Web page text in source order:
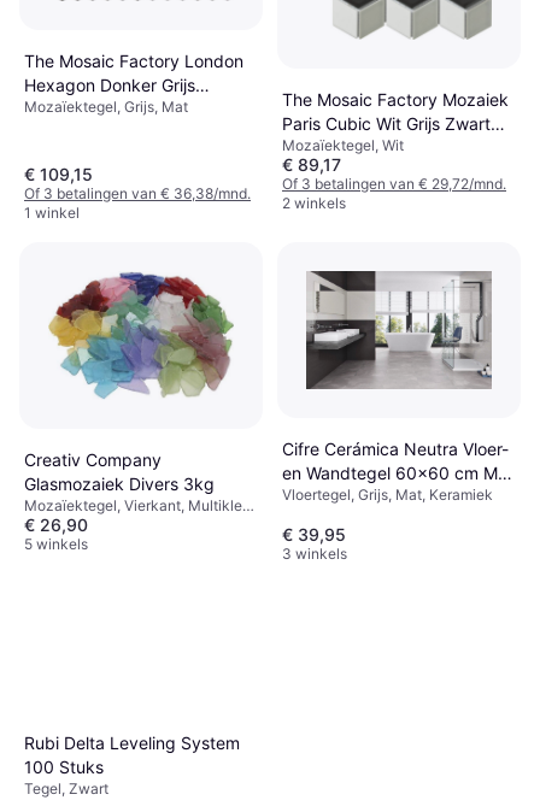
The Mosaic Factory London
Hexagon Donker Grijs
5.1x5.9
Mozaïektegel, Grijs, Mat
€ 109,15
Of 3 betalingen van € 36,38/mnd.
1 winkel
The Mosaic Factory Mozaiek
Paris Cubic Wit Grijs Zwart
4.8x8.1
Mozaïektegel, Wit
€ 89,17
Of 3 betalingen van € 29,72/mnd.
2 winkels
Creativ Company
Glasmozaiek Divers 3kg
Mozaïektegel, Vierkant, Multikleur,
Mat, Glas
€ 26,90
5 winkels
Cifre Cerámica Neutra Vloer-
en Wandtegel 60x60 cm Mat
Grijs
Vloertegel, Grijs, Mat, Keramiek
€ 39,95
3 winkels
Rubi Delta Leveling System
100 Stuks
Tegel, Zwart